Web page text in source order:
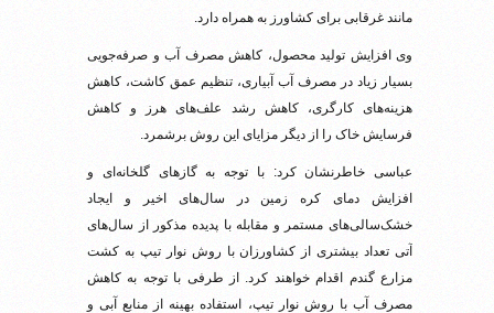
مانند غرقابی برای کشاورز به همراه دارد.
وی افزایش تولید محصول، کاهش مصرف آب و صرفه‌جویی
بسیار زیاد در مصرف آب آبیاری، تنظیم عمق کاشت، کاهش
هزینه‌های کارگری، کاهش رشد علف‌های هرز و کاهش
فرسایش خاک را از دیگر مزایای این روش برشمرد.
عباسی خاطرنشان کرد: با توجه به گازهای گلخانه‌ای و
افزایش دمای کره زمین در سال‌های اخیر و ایجاد
خشک‌سالی‌های مستمر و مقابله با پدیده مذکور از سال‌های
آتی تعداد بیشتری از کشاورزان با روش نوار تیپ به کشت
مزارع گندم اقدام خواهند کرد. از طرفی با توجه به کاهش
مصرف آب با روش نوار تیپ، استفاده بهینه از منابع آبی و